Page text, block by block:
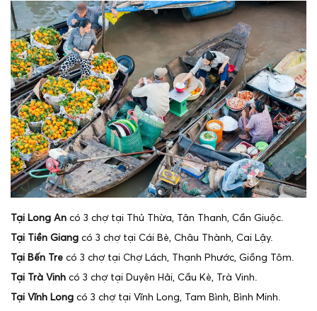
Tại Long An có 3 chợ tại Thủ Thừa, Tân Thanh, Cần Giuộc.
Tại Tiền Giang có 3 chợ tại Cái Bè, Châu Thành, Cai Lậy.
Tại Bến Tre có 3 chợ tại Chợ Lách, Thạnh Phước, Giồng Tôm.
Tại Trà Vinh có 3 chợ tại Duyên Hải, Cầu Kè, Trà Vinh.
Tại Vĩnh Long có 3 chợ tại Vĩnh Long, Tam Bình, Bình Minh.